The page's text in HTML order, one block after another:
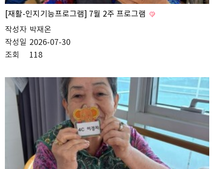
[재활-인지기능프로그램] 7월 2주 프로그램
작성자 박재온
작성일 2026-07-30
조회
118